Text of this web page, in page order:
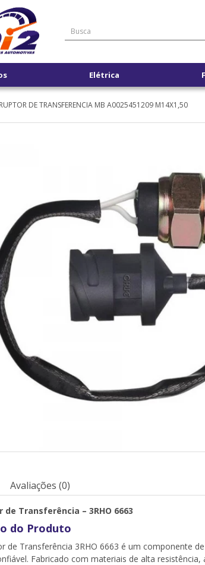
Elétrica
DE TRANSFERENCIA MB A0025451209 M14X1,50
Avaliações (0)
Transferência – 3RHO 6663
do Produto
de Transferência 3RHO 6663 é um componente
Fabricado com materiais de alta